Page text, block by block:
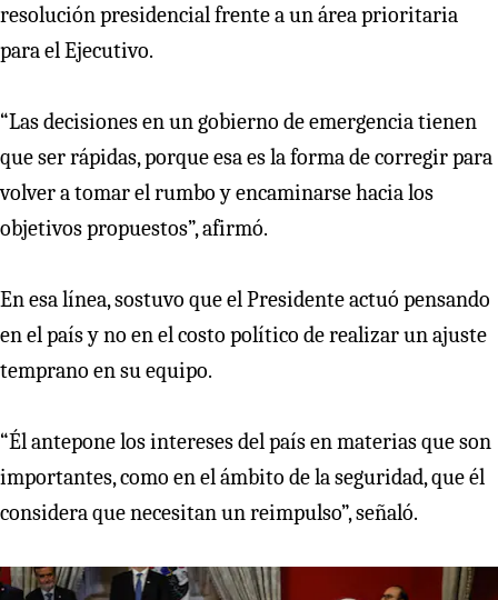
resolución presidencial frente a un área prioritaria
para el Ejecutivo.
“Las decisiones en un gobierno de emergencia tienen
que ser rápidas, porque esa es la forma de corregir para
volver a tomar el rumbo y encaminarse hacia los
objetivos propuestos”, afirmó.
En esa línea, sostuvo que el Presidente actuó pensando
en el país y no en el costo político de realizar un ajuste
temprano en su equipo.
“Él antepone los intereses del país en materias que son
importantes, como en el ámbito de la seguridad, que él
considera que necesitan un reimpulso”, señaló.